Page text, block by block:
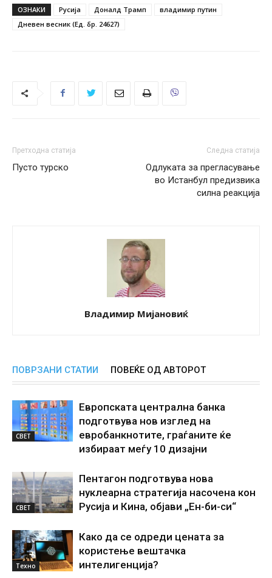
ОЗНАКИ Русија Доналд Трамп
владимир путин
Дневен весник (Ед. бр. 24627)
Претходна статија
Пусто турско
Следна статија
Одлуката за прегласување
во Истанбул предизвика
силна реакција
Владимир Мијановиќ
ПОВРЗАНИ СТАТИИ ПОВЕЌЕ ОД АВТОРОТ
СВЕТ
Европската централна банка
подготвува нов изглед на
евробанкнотите, граѓаните ќе
избираат меѓу 10 дизајни
СВЕТ
Пентагон подготвува нова
нуклеарна стратегија насочена кон
Русија и Кина, објави „Ен-би-си“
Техно
Како да се одреди цената за
користење вештачка
интелигенциjа?